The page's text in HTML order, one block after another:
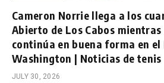
Cameron Norrie llega a los
Abierto de Los Cabos mientras
continúa en buena forma en el
Washington | Noticias de tenis
JULY 30, 2026